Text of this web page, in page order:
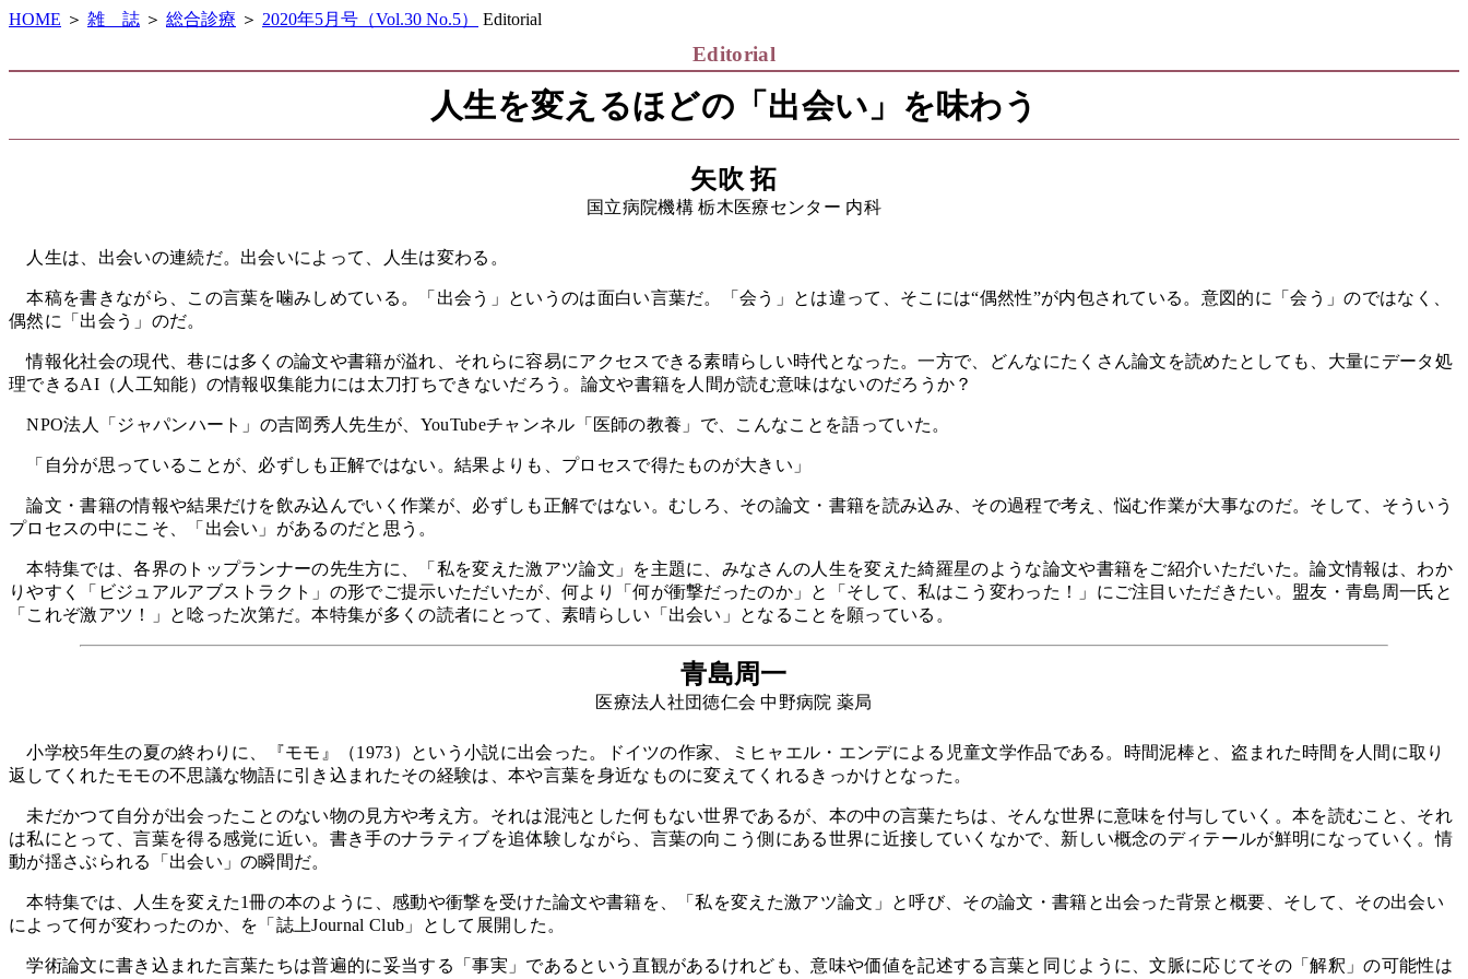
HOME ＞ 雑 誌 ＞ 総合診療 ＞ 2020年5月号（Vol.30 No.5） Editorial
Editorial
人生を変えるほどの「出会い」を味わう
矢吹 拓
国立病院機構 栃木医療センター 内科
人生は、出会いの連続だ。出会いによって、人生は変わる。
本稿を書きながら、この言葉を噛みしめている。「出会う」というのは面白い言葉だ。「会う」とは違って、そこには“偶然性”が内包されている。意図的に「会う」のではなく、
偶然に「出会う」のだ。
情報化社会の現代、巷には多くの論文や書籍が溢れ、それらに容易にアクセスできる素晴らしい時代となった。一方で、どんなにたくさん論文を読めたとしても、大量にデータ処
理できるAI（人工知能）の情報収集能力には太刀打ちできないだろう。論文や書籍を人間が読む意味はないのだろうか？
NPO法人「ジャパンハート」の吉岡秀人先生が、YouTubeチャンネル「医師の教養」で、こんなことを語っていた。
「自分が思っていることが、必ずしも正解ではない。結果よりも、プロセスで得たものが大きい」
論文・書籍の情報や結果だけを飲み込んでいく作業が、必ずしも正解ではない。むしろ、その論文・書籍を読み込み、その過程で考え、悩む作業が大事なのだ。そして、そういう
プロセスの中にこそ、「出会い」があるのだと思う。
本特集では、各界のトップランナーの先生方に、「私を変えた激アツ論文」を主題に、みなさんの人生を変えた綺羅星のような論文や書籍をご紹介いただいた。論文情報は、わか
りやすく「ビジュアルアブストラクト」の形でご提示いただいたが、何より「何が衝撃だったのか」と「そして、私はこう変わった！」にご注目いただきたい。盟友・青島周一氏と
「これぞ激アツ！」と唸った次第だ。本特集が多くの読者にとって、素晴らしい「出会い」となることを願っている。
青島周一
医療法人社団徳仁会 中野病院 薬局
小学校5年生の夏の終わりに、『モモ』（1973）という小説に出会った。ドイツの作家、ミヒャエル・エンデによる児童文学作品である。時間泥棒と、盗まれた時間を人間に取り
返してくれたモモの不思議な物語に引き込まれたその経験は、本や言葉を身近なものに変えてくれるきっかけとなった。
未だかつて自分が出会ったことのない物の見方や考え方。それは混沌とした何もない世界であるが、本の中の言葉たちは、そんな世界に意味を付与していく。本を読むこと、それ
は私にとって、言葉を得る感覚に近い。書き手のナラティブを追体験しながら、言葉の向こう側にある世界に近接していくなかで、新しい概念のディテールが鮮明になっていく。情
動が揺さぶられる「出会い」の瞬間だ。
本特集では、人生を変えた1冊の本のように、感動や衝撃を受けた論文や書籍を、「私を変えた激アツ論文」と呼び、その論文・書籍と出会った背景と概要、そして、その出会い
によって何が変わったのか、を「誌上Journal Club」として展開した。
学術論文に書き込まれた言葉たちは普遍的に妥当する「事実」であるという直観があるけれども、意味や価値を記述する言葉と同じように、文脈に応じてその「解釈」の可能性は